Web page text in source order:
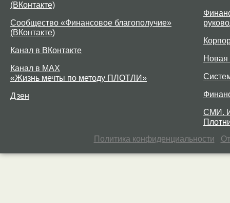
(ВКонтакте)
Сообщество «Финансовое благополучие»
(ВКонтакте)
Канал в ВКонтакте
Канал в MAX
«Жизнь мечты по методу ПЛОТЛИ»
Дзен
Новая
СМИ.
Политика конфиденциальности